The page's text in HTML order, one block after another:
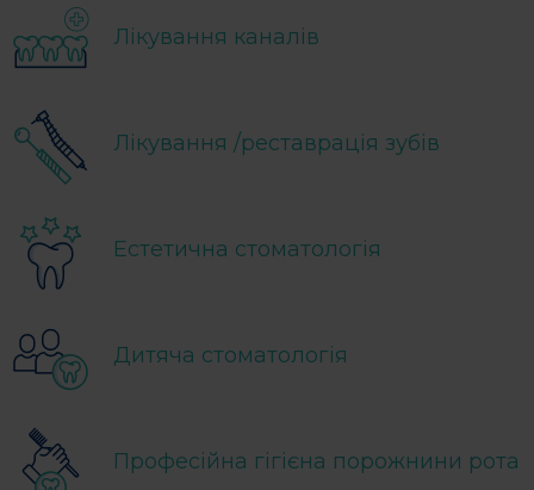
Лікування каналів
Лікування /реставрація зубів
Естетична стоматологія
Дитяча стоматологія
Професійна гігієна порожнини рота